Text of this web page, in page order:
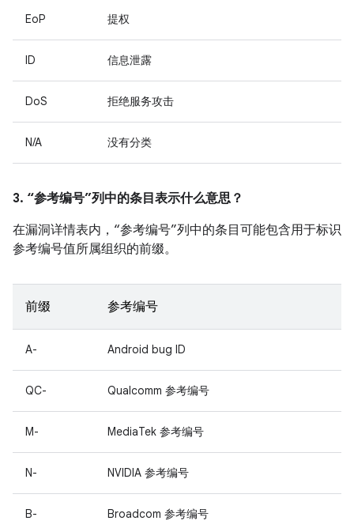
EoP 提权
ID 信息泄露
DoS 拒绝服务攻击
N/A 没有分类
3. “参考编号”列中的条目表示什么意思？
在漏洞详情表内，“参考编号”列中的条目可能包含用于标识
参考编号值所属组织的前缀。
前缀 参考编号
A- Android bug ID
QC- Qualcomm 参考编号
M- MediaTek 参考编号
N- NVIDIA 参考编号
B- Broadcom 参考编号